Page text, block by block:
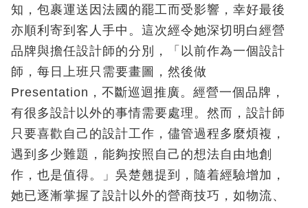
知，包裹運送因法國的罷工而受影響，幸好最後
亦順利寄到客人手中。這次經令她深切明白經營
品牌與擔任設計師的分別，「以前作為一個設計
師，每日上班只需要畫圖，然後做
Presentation，不斷巡迴推廣。經營一個品牌，
有很多設計以外的事情需要處理。然而，設計師
只要喜歡自己的設計工作，儘管過程多麼煩複，
遇到多少難題，能夠按照自己的想法自由地創
作，也是值得。」吳楚翹提到，隨着經驗增加，
她已逐漸掌握了設計以外的營商技巧，如物流、